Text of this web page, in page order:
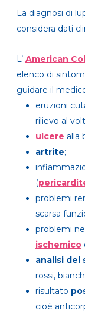
La diagnosi di
considera dati
L’ American
elenco di
guidare il
eruzioni
rilievo al
ulcere alla
artrite;
(
problemi
scarsa
problemi
ischemico
analisi del
rossi,
risultato
cioè